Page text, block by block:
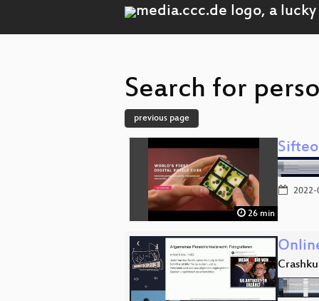
Search for
previous page
26 min